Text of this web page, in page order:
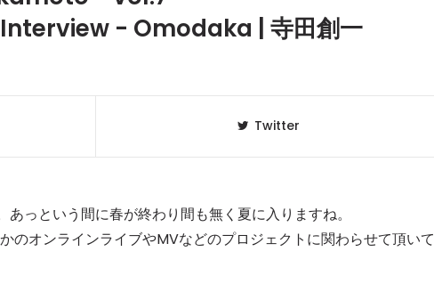
Interview - Omodaka | 寺田創一
Twitter
っという間に春が終わり間も無く夏に入りますね。
のオンラインライブやMVなどのプロジェクトに関わらせて頂いて